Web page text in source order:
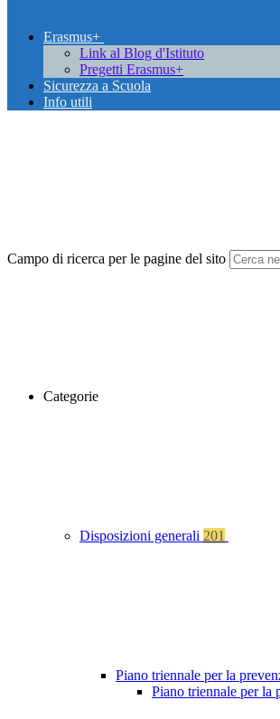
Erasmus+
Link al Blog d'Istituto
Pregetti Erasmus+
Sicurezza a Scuola
Info utili
Campo di ricerca per le pagine del sito
Categorie
Disposizioni generali 201
Piano triennale per la
Piano triennale per la